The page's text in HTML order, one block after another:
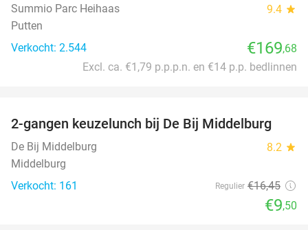
Summio Parc Heihaas 9.4 star
Putten
Verkocht: 2.544
€169,68
Excl. ca. €1,79 p.p.p.n. en €14 p.p. bedlinnen
42%
2-gangen keuzelunch bij De Bij Middelburg
De Bij Middelburg 8.2 star
Middelburg
Verkocht: 161
Regulier €16,45
€9,50